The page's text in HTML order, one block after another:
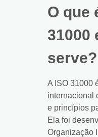
O que
31000
serve?
A ISO 31000
internacional
e princípios
Ela foi
Organização